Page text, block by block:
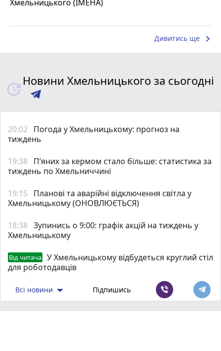
Хмельницького (ІМЕНА)
Дивитись ще keyboard_arrow_right
Новини Хмельницького за сьогодні
20:02
Погода у Хмельницькому: прогноз на
тиждень
19:38
Пʼяних за кермом стало більше: статистика за
тиждень по Хмельниччині
19:15
Планові та аварійні відключення світла у
Хмельницькому (ОНОВЛЮЄТЬСЯ)
18:38 Зупинись о 9:00: графік акцій на тиждень у
Хмельницькому
Від читача
У Хмельницькому відбудеться круглий стіл
для роботодавців
Всі новини Підпишись